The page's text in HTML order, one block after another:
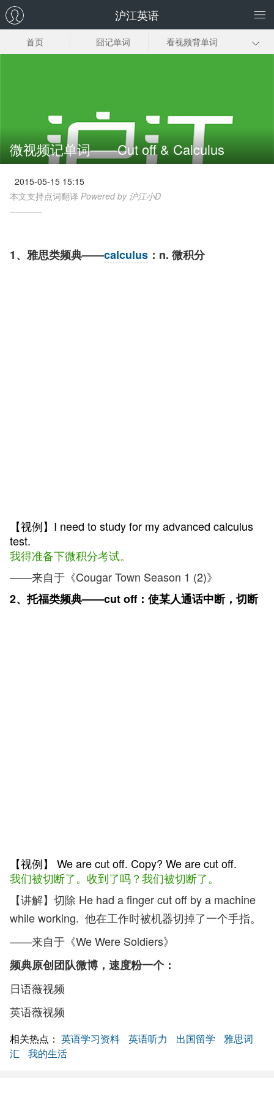
沪江英语
首页 囧记单词 看视频背单词
微视频记单词——Cut off & Calculus
2015-05-15 15:15
本文支持点词翻译 Powered by 沪江小D
1、雅思类频典——calculus ：n. 微积分
【视例】I need to study for my advanced calculus
test.
我得准备下微积分考试。
——来自于《Cougar Town Season 1 (2)》
2、托福类频典——cut off：使某人通话中断，切断
【视例】 We are cut off. Copy? We are cut off.
我们被切断了。收到了吗？我们被切断了。
【讲解】切除 He had a finger cut off by a machine
while working. 他在工作时被机器切掉了一个手指。
——来自于《We Were Soldiers》
频典原创团队微博，速度粉一个：
日语薇视频
英语薇视频
相关热点： 英语学习资料 英语听力 出国留学
雅思词
汇
我的生活